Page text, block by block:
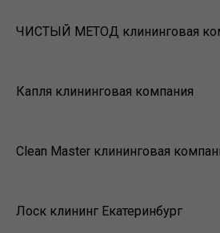
ЧИСТЫЙ МЕТОД клининговая
Капля клининговая компания
Clean Master клининговая
Лоск клининг Екатеринбург